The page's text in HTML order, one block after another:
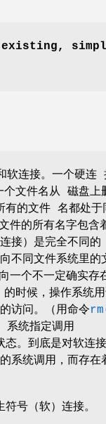
existing,
连接。一个硬连
个文件名从 磁盘上
有的文件 名都处于
件的所有名字包含
接）是完全不同的
不同文件系统里的
一个不一定确实存
的时候，操作系统
访问。（用命令
系统指定调用
。到底是对软连
系统调用，而存在
号（软）连接。